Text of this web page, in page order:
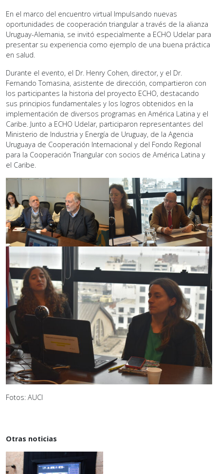
En el marco del encuentro virtual Impulsando nuevas
oportunidades de cooperación triangular a través de la alianza
Uruguay-Alemania, se invitó especialmente a ECHO Udelar para
presentar su experiencia como ejemplo de una buena práctica
en salud.
Durante el evento, el Dr. Henry Cohen, director, y el Dr.
Fernando Tomasina, asistente de dirección, compartieron con
los participantes la historia del proyecto ECHO, destacando
sus principios fundamentales y los logros obtenidos en la
implementación de diversos programas en América Latina y el
Caribe. Junto a ECHO Udelar, participaron representantes del
Ministerio de Industria y Energía de Uruguay, de la Agencia
Uruguaya de Cooperación Internacional y del Fondo Regional
para la Cooperación Triangular con socios de América Latina y
el Caribe.
Fotos: AUCI
Otras noticias